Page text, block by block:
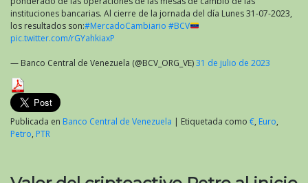
instituciones bancarias. Al cierre de la jornada del día Lunes 31-07-2023,
los resultados son:#MercadoCambiario #BCV
pic.twitter.com/rGYahkiaxP
— Banco Central de Venezuela (@BCV_ORG_VE)31 de julio de 2023
Publicada en Banco Central de Venezuela | Etiquetada como €, Euro,
Petro, PTR